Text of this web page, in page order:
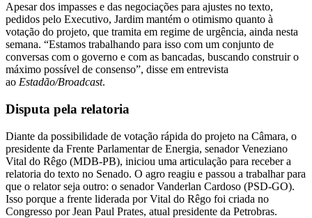
Apesar dos impasses e das negociações para ajustes no texto,
pedidos pelo Executivo, Jardim mantém o otimismo quanto à
votação do projeto, que tramita em regime de urgência, ainda nesta
semana. “Estamos trabalhando para isso com um conjunto de
conversas com o governo e com as bancadas, buscando construir o
máximo possível de consenso”, disse em entrevista
ao Estadão/Broadcast.
Disputa pela relatoria
Diante da possibilidade de votação rápida do projeto na Câmara, o
presidente da Frente Parlamentar de Energia, senador Veneziano
Vital do Rêgo (MDB-PB), iniciou uma articulação para receber a
relatoria do texto no Senado. O agro reagiu e passou a trabalhar para
que o relator seja outro: o senador Vanderlan Cardoso (PSD-GO).
Isso porque a frente liderada por Vital do Rêgo foi criada no
Congresso por Jean Paul Prates, atual presidente da Petrobras.